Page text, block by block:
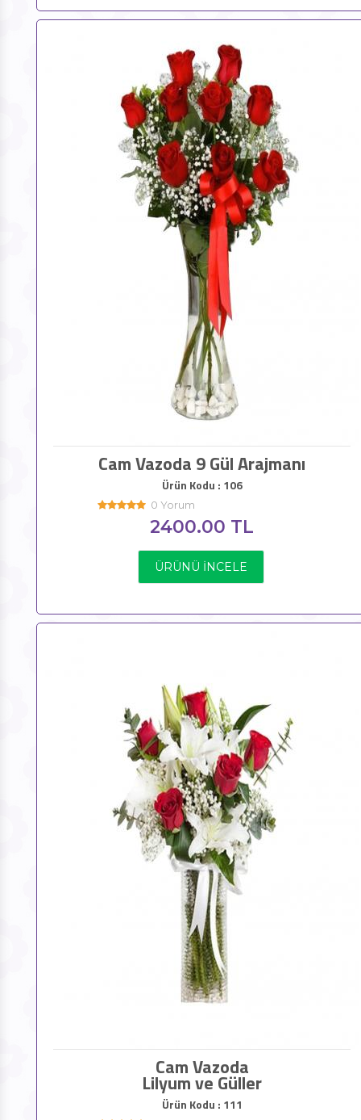
Cam Vazoda 9 Gül Arajmanı
Ürün Kodu : 106
0 Yorum
2400.00 TL
ÜRÜNÜ İNCELE
Cam Vazoda
Lilyum ve Güller
Ürün Kodu : 111